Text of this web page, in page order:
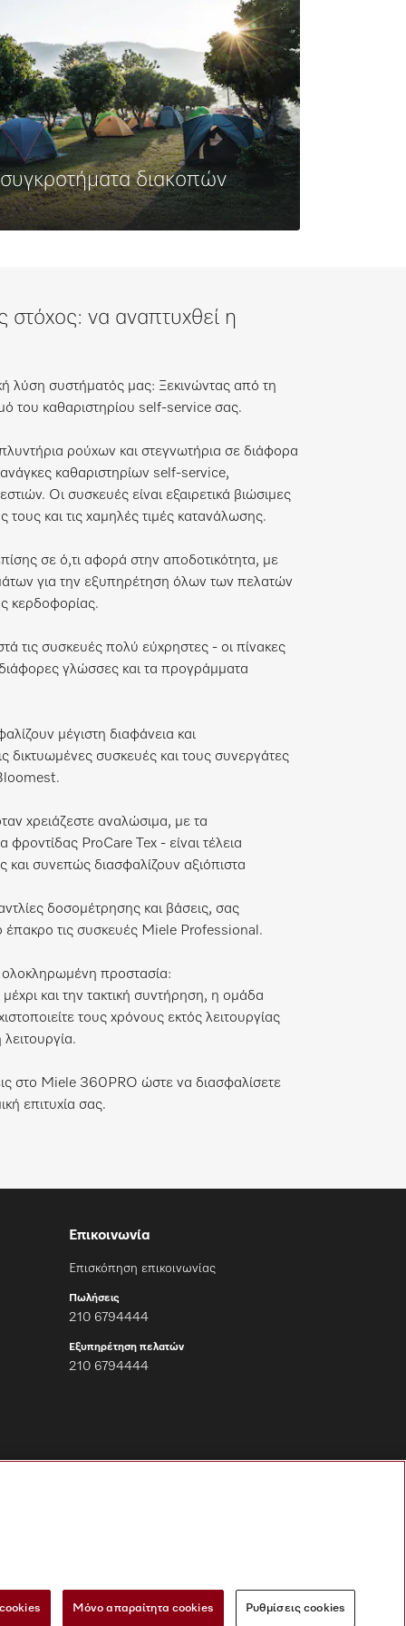
διακοπών
στόχος: να αναπτυχθεί η
λύση συστήματός μας: Ξεκινώντας από τη
του καθαριστηρίου self-service σας.
ρούχων και στεγνωτήρια σε διάφορα
καθαριστηρίων self-service,
Οι συσκευές είναι εξαιρετικά βιώσιμες
τους και τις χαμηλές τιμές κατανάλωσης.
σε ό,τι αφορά στην αποδοτικότητα, με
για την εξυπηρέτηση όλων των πελατών
κερδοφορίας.
τις συσκευές πολύ εύχρηστες - οι πίνακες
διάφορες γλώσσες και τα προγράμματα
μέγιστη διαφάνεια και
δικτυωμένες συσκευές και τους συνεργάτες
χρειάζεστε αναλώσιμα, με τα
φροντίδας ProCare Tex - είναι τέλεια
συνεπώς διασφαλίζουν αξιόπιστα
δοσομέτρησης και βάσεις, σας
έπακρο τις συσκευές Miele Professional.
ολοκληρωμένη προστασία:
και την τακτική συντήρηση, η ομάδα
τους χρόνους εκτός λειτουργίας
στο Miele 360PRO ώστε να διασφαλίσετε
επιτυχία σας.
Επικοινωνία
Επισκόπηση επικοινωνίας
Πωλήσεις
210 6794444
Εξυπηρέτηση πελατών
210 6794444
Μόνο απαραίτητα cookies Ρυθμίσεις cookies